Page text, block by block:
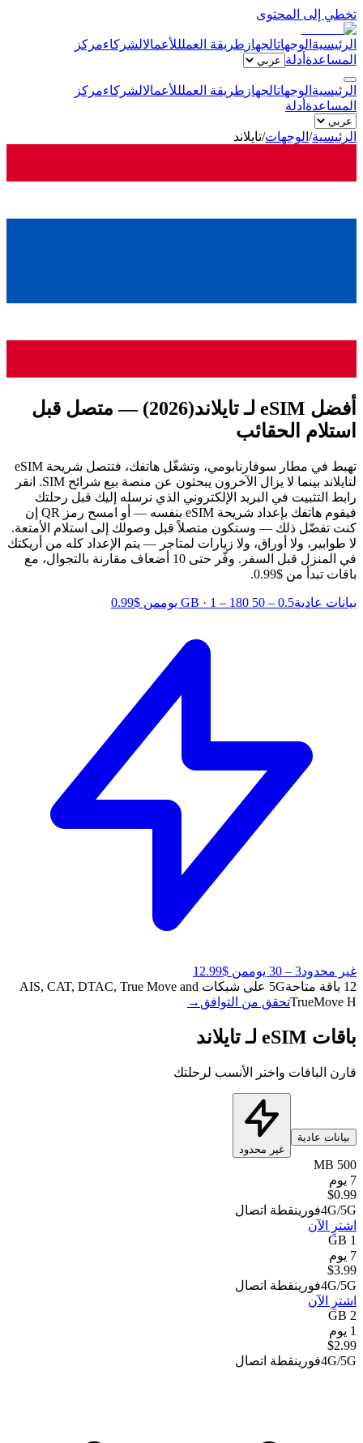
تخطي إلى المحتوى
الرئيسية الوجهاتالجهاز طريقة العملللأعمالالشركاءمركز
المساعدة أدلة
الرئيسية الوجهاتالجهاز طريقة العملللأعمالالشركاءمركز
المساعدة أدلة
الرئيسية/ الوجهات/تايلاند
أفضل eSIM لـ تايلاند
(2026) — متصل قبل
استلام الحقائب
تهبط في مطار سوفارنابومي، وتشغّل هاتفك، فتتصل شريحة eSIM
لتايلاند بينما لا يزال الآخرون يبحثون عن منصة بيع شرائح SIM. انقر
رابط التثبيت في البريد الإلكتروني الذي نرسله إليك قبل رحلتك
فيقوم هاتفك بإعداد شريحة eSIM بنفسه — أو امسح رمز QR إن
كنت تفضّل ذلك — وستكون متصلاً قبل وصولك إلى استلام الأمتعة.
لا طوابير، ولا أوراق، ولا زيارات لمتاجر — يتم الإعداد كله من أريكتك
في المنزل قبل السفر.
وفّر حتى 10 أضعاف مقارنة بالتجوال، مع
باقات تبدأ من $0.99.
بيانات عادية0.5 – 50 GB
· 1 – 180 يوم من $0.99
غير محدود3 – 30 يوم
من $12.99
12 باقة متاحة
5G على شبكات AIS, CAT, DTAC, True Move and
TrueMove Hتحقق من التوافق →
باقات eSIM لـ تايلاند
قارن الباقات واختر الأنسب لرحلتك
بيانات عادية
غير محدود
500 MB
7 يوم
$0.99
4G/5Gفورينقطة اتصال
اشترِ الآن
1 GB
7 يوم
$3.99
4G/5Gفورينقطة اتصال
اشترِ الآن
2 GB
1 يوم
$2.99
4G/5Gفورينقطة اتصال